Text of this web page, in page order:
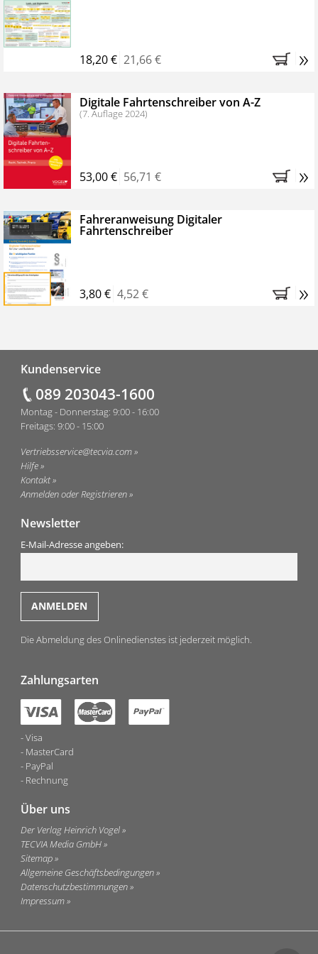
Bestellen Sie jetzt das VerkehrsRundschau Profipaket im
Kennenlern-Abo für zwei Monate (inkl. der derzeitig
Monaten brauchen Sie nichts weiter tun, das
Abonnement endet automatisch, es entstehen keine
weiteren Verpflichtungen.
18,20 € 21,66 € »
Digitale Fahrtenschreiber von A-Z
(7. Auflage 2024)
53,00 € 56,71 € »
Fahreranweisung Digitaler
Fahrtenschreiber
3,80 € 4,52 € »
Kundenservice
089 203043-1600
Montag - Donnerstag: 9:00 - 16:00
Freitags: 9:00 - 15:00
Vertriebsservice@tecvia.com
Hilfe
Kontakt
Anmelden oder Registrieren
Newsletter
E-Mail-Adresse angeben:
Die Abmeldung des Onlinedienstes ist jederzeit möglich.
Zahlungsarten
Visa
MasterCard
PayPal
Rechnung
Über uns
Der Verlag Heinrich Vogel
TECVIA Media GmbH
Sitemap
Allgemeine Geschäftsbedingungen
Datenschutzbestimmungen
Impressum